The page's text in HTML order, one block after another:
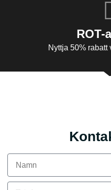
ROT-
Nyttja 50% rabatt